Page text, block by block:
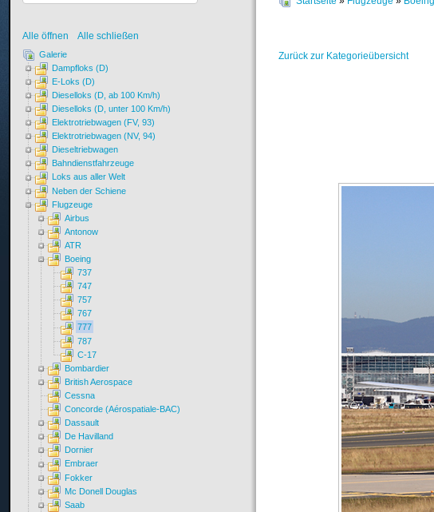
Zurück zur Kategorieübersicht
Alle öffnen Alle schließen
Galerie
Dampfloks (D)
E-Loks (D)
Dieselloks (D, ab 100 Km/h)
Dieselloks (D, unter 100 Km/h)
Elektrotriebwagen (FV, 93)
Elektrotriebwagen (NV, 94)
Dieseltriebwagen
Bahndienstfahrzeuge
Loks aus aller Welt
Neben der Schiene
Flugzeuge
Airbus
Antonow
ATR
Boeing
737
747
757
767
777
787
C-17
Bombardier
British Aerospace
Cessna
Concorde (Aérospatiale-BAC)
Dassault
De Havilland
Dornier
Embraer
Fokker
Mc Donell Douglas
Saab